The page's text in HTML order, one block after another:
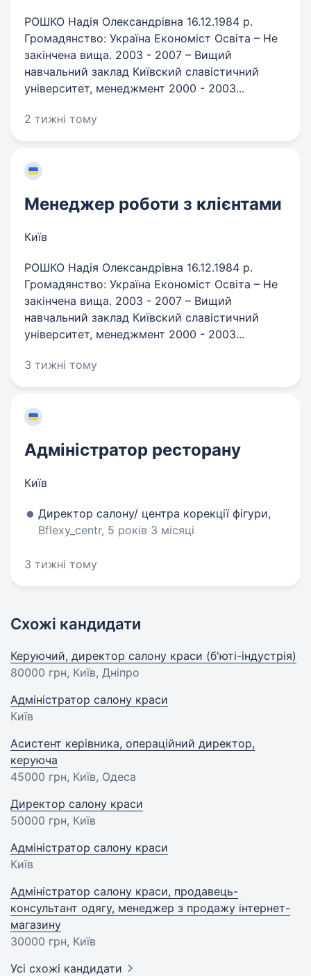
РОШКО Надiя Олександрiвна 16.12.1984 р.
Громадянство: Україна Економіст Освiта – Не
закiнчена вища. 2003 - 2007 – Вищий
навчальний заклад Київский славiстичний
унiверситет, менеджмент 2000 - 2003...
2 тижні тому
Менеджер роботи з клієнтами
Київ
РОШКО Надiя Олександрiвна 16.12.1984 р.
Громадянство: Україна Економіст Освiта – Не
закiнчена вища. 2003 - 2007 – Вищий
навчальний заклад Київский славiстичний
унiверситет, менеджмент 2000 - 2003...
3 тижні тому
Адміністратор ресторану
Київ
Директор салону/ центра корекції фігури,
Bflexy_centr, 5 років 3 місяці
3 тижні тому
Схожі кандидати
Керуючий, директор салону краси (б'юті-індустрія)
80000 грн, Київ, Дніпро
Адміністратор салону краси
Київ
Асистент керівника, операційний директор,
керуюча
45000 грн, Київ, Одеса
Директор салону краси
50000 грн, Київ
Адміністратор салону краси
Київ
Адміністратор салону краси, продавець-
консультант одягу, менеджер з продажу інтернет-
магазину
30000 грн, Київ
Усі схожі кандидати